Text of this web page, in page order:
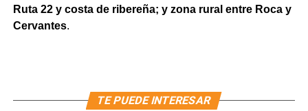
Ruta 22 y costa de ribereña; y zona rural entre Roca y
Cervantes.
TE PUEDE INTERESAR